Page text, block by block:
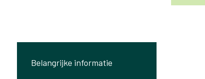
Belangrijke informatie